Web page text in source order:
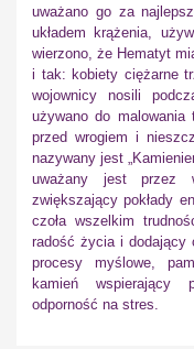
uważano go za
układem krążenia,
wierzono, że Hematyt
i tak: kobiety ciężarne
wojownicy nosili
używano do malowania
przed wrogiem i
nazywany jest
uważany jest przez
zwiększający pokłady
czoła wszelkim
radość życia i dodający
procesy myślowe,
kamień wspierający
odporność na stres.